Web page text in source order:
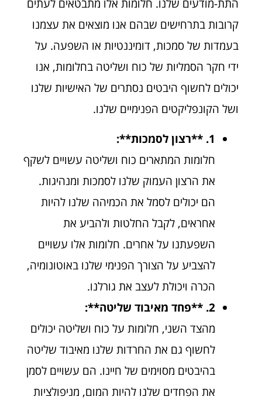
התת-מודעים שלנו. חלומות אלו מתבטאים לעתים
קרובות בתרחישים שבהם אנו מוצאים את עצמנו
בעמדות של סמכות, דומיננטיות או השפעה. על
ידי חקר הסמליות של כוח ושליטה בחלומות, אנו
יכולים לחשוף היבטים נסתרים של האישיות שלנו
ושל הקונפליקטים הפנימיים שלנו.
1. **רצון לסמכות**:
חלומות המתארים כוח ושליטה עשויים לשקף
את הרצון העמוק שלנו לסמכות ומנהיגות.
הם יכולים לסמל את הכמיהה שלנו להיות
אחראים, לקבל החלטות ולהביע את
השפעתנו על אחרים. חלומות אלו עשויים
להצביע על הצורך הפנימי שלנו באוטונומיה,
הכרה ויכולת לעצב את גורלנו.
2. **פחד מאיבוד שליטה**:
מהצד השני, חלומות על כוח ושליטה יכולים
לחשוף גם את החרדות שלנו מאיבוד שליטה
בהיבטים מסוימים של חיינו. הם עשויים לסמן
את הפחדים שלנו להיות המום, מניפולציות